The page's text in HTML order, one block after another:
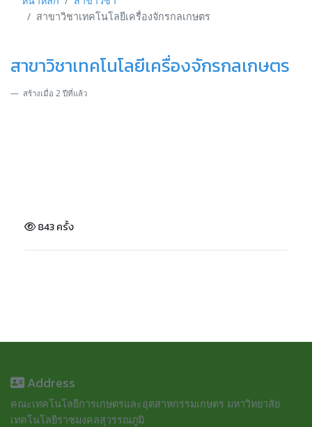
สาขาวิชาเทคโนโลยีเครื่องจักรกลเกษตร
สาขาวิชาเทคโนโลยีเครื่องจักรกลเกษตร
สร้างเมื่อ 2 ปีที่แล้ว
843 ครั้ง
Address
คณะเทคโนโลยีการเกษตรและอุตสาหกรรมเกษตร มหาวิทยาลัย
เทคโนโลยีราชมงคลสุวรรณภูมิ